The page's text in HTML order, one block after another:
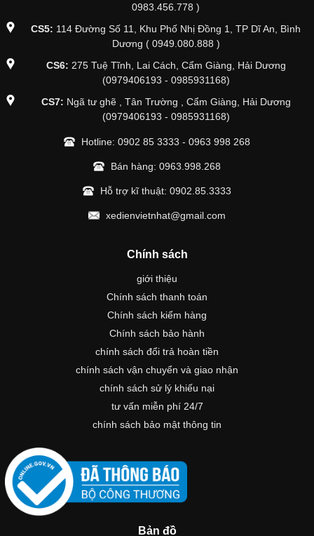
0983.456.778 )
CS5: 114 Đường Số 11, Khu Phố Nhị Đồng 1, TP Dĩ An, Bình
Dương ( 0949.080.888 )
CS6: 275 Tuệ Tĩnh, Lai Cách, Cẩm Giàng, Hải Dương
(0979406193 - 0985931168)
CS7: Ngã tư ghẽ , Tân Trường , Cẩm Giàng, Hải Dương
(0979406193 - 0985931168)
Hotline: 0902 85 3333 - 0963 998 268
Bán hàng: 0963.998.268
Hỗ trợ kĩ thuật: 0902.85.3333
xedienvietnhat@gmail.com
Chính sách
giới thiệu
Chính sách thanh toán
Chính sách kiểm hàng
Chính sách bảo hành
chính sách đổi trả hoàn tiền
chính sách vận chuyển và giao nhận
chính sách sử lý khiếu nại
tư vấn miễn phí 24/7
chính sách bảo mật thông tin
Bản đồ